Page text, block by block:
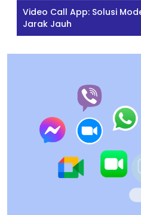
Video Call App: Solusi
Jarak Jauh